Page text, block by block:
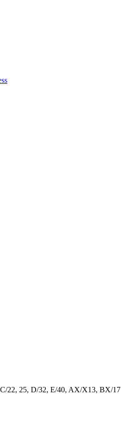
22, 25, D/32, E/40, AX/X13, BX/17